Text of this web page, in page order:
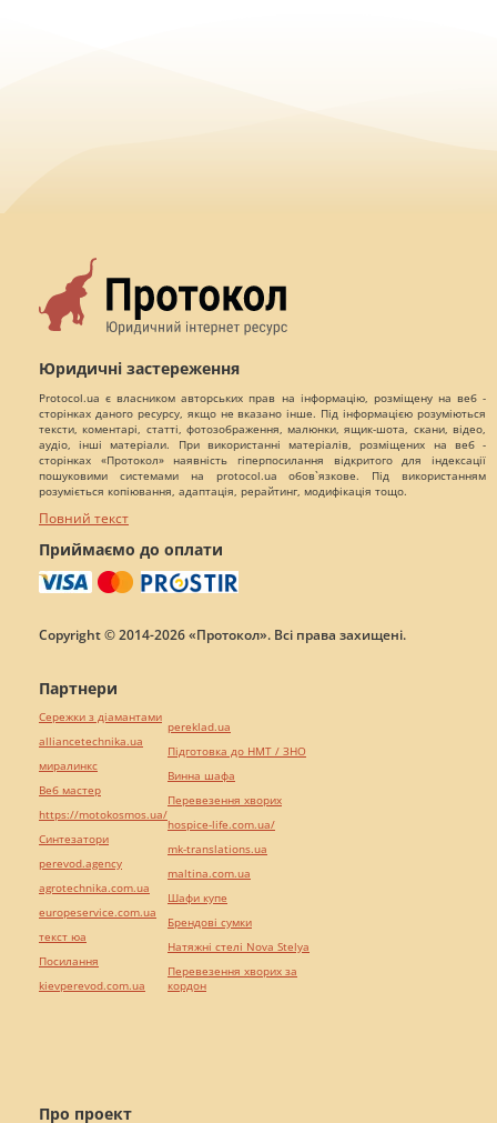
Юридичні застереження
Protocol.ua є власником авторських прав на інформацію, розміщену на веб -
сторінках даного ресурсу, якщо не вказано інше. Під інформацією розуміються
тексти, коментарі, статті, фотозображення, малюнки, ящик-шота, скани, відео,
аудіо, інші матеріали. При використанні матеріалів, розміщених на веб -
сторінках «Протокол» наявність гіперпосилання відкритого для індексації
пошуковими системами на protocol.ua обов`язкове. Під використанням
розуміється копіювання, адаптація, рерайтинг, модифікація тощо.
Повний текст
Приймаємо до оплати
Copyright © 2014-2026 «Протокол». Всі права захищені.
Про проект
Партнери
Сережки з діамантами
alliancetechnika.ua
миралинкс
Веб мастер
https://motokosmos.ua/
Синтезатори
perevod.agency
agrotechnika.com.ua
europeservice.com.ua
текст юа
Посилання
kievperevod.com.ua
pereklad.ua
Підготовка до НМТ / ЗНО
Винна шафа
Перевезення хворих
hospice-life.com.ua/
mk-translations.ua
maltina.com.ua
Шафи купе
Брендові сумки
Натяжні стелі Nova Stelya
Перевезення хворих за
кордон